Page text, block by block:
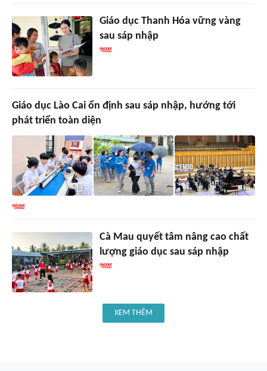
Giáo dục Thanh Hóa vững vàng
sau sáp nhập
Giáo dục Lào Cai ổn định sau sáp nhập, hướng tới
phát triển toàn diện
Cà Mau quyết tâm nâng cao chất
lượng giáo dục sau sáp nhập
XEM THÊM